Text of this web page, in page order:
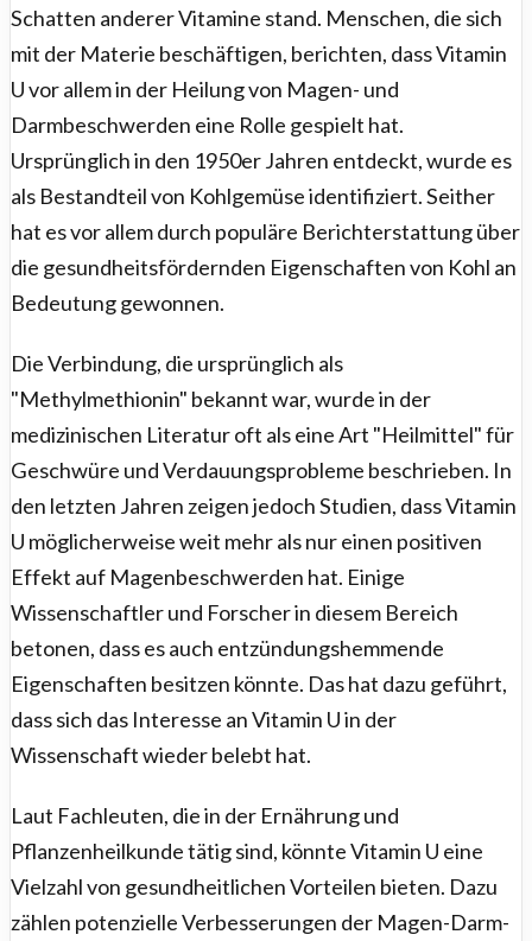
Schatten anderer Vitamine stand. Menschen, die sich
mit der Materie beschäftigen, berichten, dass Vitamin
U vor allem in der Heilung von Magen- und
Darmbeschwerden eine Rolle gespielt hat.
Ursprünglich in den 1950er Jahren entdeckt, wurde es
als Bestandteil von Kohlgemüse identifiziert. Seither
hat es vor allem durch populäre Berichterstattung über
die gesundheitsfördernden Eigenschaften von Kohl an
Bedeutung gewonnen.
Die Verbindung, die ursprünglich als
"Methylmethionin" bekannt war, wurde in der
medizinischen Literatur oft als eine Art "Heilmittel" für
Geschwüre und Verdauungsprobleme beschrieben. In
den letzten Jahren zeigen jedoch Studien, dass Vitamin
U möglicherweise weit mehr als nur einen positiven
Effekt auf Magenbeschwerden hat. Einige
Wissenschaftler und Forscher in diesem Bereich
betonen, dass es auch entzündungshemmende
Eigenschaften besitzen könnte. Das hat dazu geführt,
dass sich das Interesse an Vitamin U in der
Wissenschaft wieder belebt hat.
Laut Fachleuten, die in der Ernährung und
Pflanzenheilkunde tätig sind, könnte Vitamin U eine
Vielzahl von gesundheitlichen Vorteilen bieten. Dazu
zählen potenzielle Verbesserungen der Magen-Darm-